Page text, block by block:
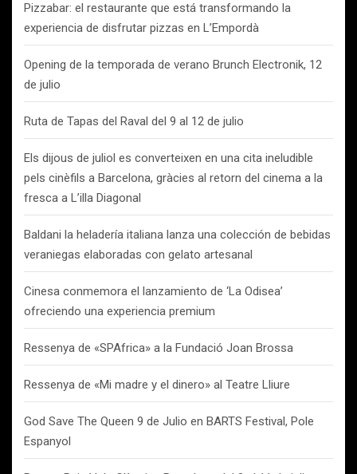
Pizzabar: el restaurante que está transformando la
experiencia de disfrutar pizzas en L’Empordà
Opening de la temporada de verano Brunch Electronik, 12
de julio
Ruta de Tapas del Raval del 9 al 12 de julio
Els dijous de juliol es converteixen en una cita ineludible
pels cinèfils a Barcelona, gràcies al retorn del cinema a la
fresca a L’illa Diagonal
Baldani la heladería italiana lanza una colección de bebidas
veraniegas elaboradas con gelato artesanal
Cinesa conmemora el lanzamiento de ‘La Odisea’
ofreciendo una experiencia premium
Ressenya de «SPAfrica» a la Fundació Joan Brossa
Ressenya de «Mi madre y el dinero» al Teatre Lliure
God Save The Queen 9 de Julio en BARTS Festival, Pole
Espanyol